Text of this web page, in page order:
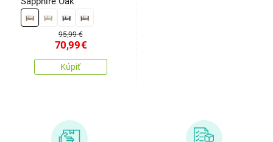
95,99 €
70,99€
Kúpiť